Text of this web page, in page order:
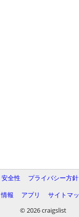
安全性 プライバシー方針
情報
アプリ
サイトマ
© 2026 craigslist